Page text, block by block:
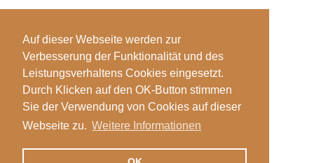
Auf dieser Webseite werden zur
Verbesserung der Funktionalität und des
Leistungsverhaltens Cookies eingesetzt.
Durch Klicken auf den OK-Button stimmen
Sie der Verwendung von Cookies auf dieser
Webseite zu. Weitere Informationen